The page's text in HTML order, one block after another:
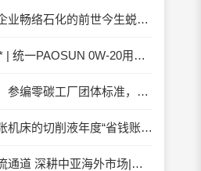
百亩润滑油企业畅络石化的前世今生蜕变之路
省燃费4.3%* | 统一PAOSUN 0W-20用认证和标准说话
【龙蟠科技】参编零碳工厂团体标准，龙蟠科技以绿色智造锚定零碳未来
请查收！一张机床的切削液年度“省钱账单”
畅通丝路物流通道 深耕中亚海外市场|中国石化SINOPEC润滑油北京-阿拉木图图定班列顺利抵达